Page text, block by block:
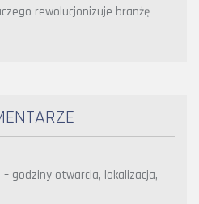
rewolucjonizuje branżę
godziny otwarcia, lokalizacja,